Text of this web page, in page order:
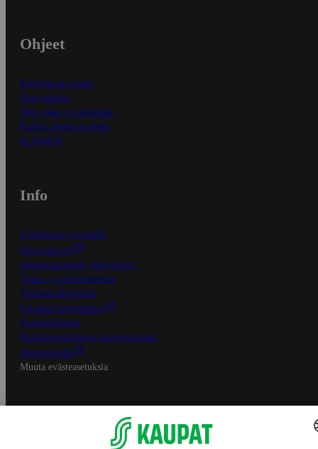
Ohjeet
Ensitilaajan ohjeet
Näin maksat
Näin tilaat ja muokkaat
Kaikki ohjeet ja vinkit
In English
Info
S-Business yrityksille
Oiva-raportit
Osuuskauppojen yhteystiedot
Tilaus- ja toimitusehdot
Tietosuojakäytäntö
Palvelun käyttöehdot
Saavutettavuus
Mobiilisovelluksen saavutettavuus
Mainostajalle
Muuta evästeasetuksia
S-ryhmän palvelut